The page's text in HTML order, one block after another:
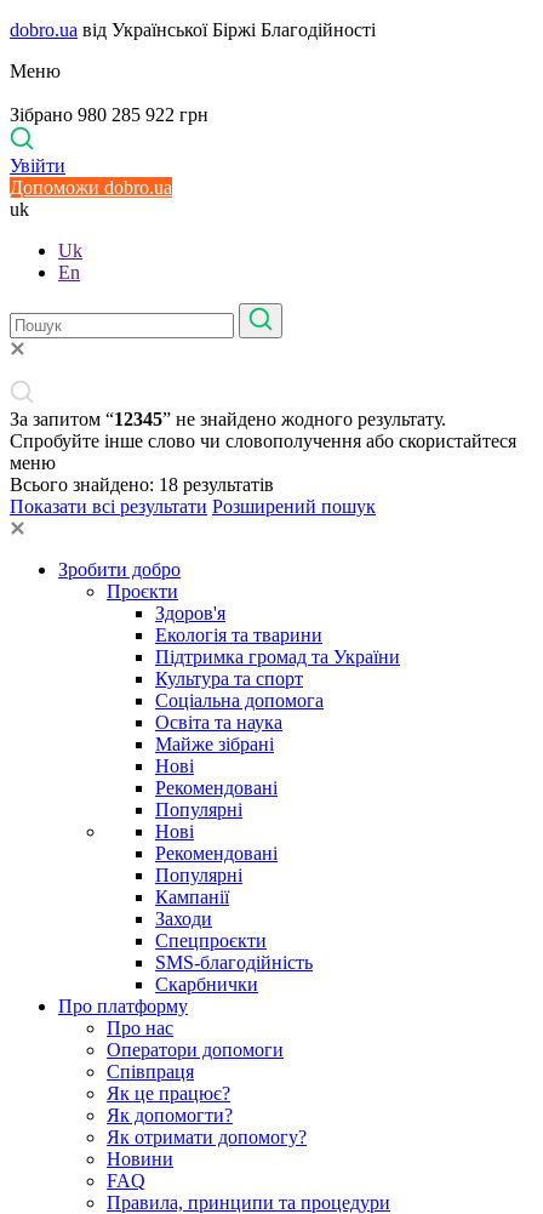
dobro.ua від Української Біржі Благодійності
Меню
Зібрано 980 285 922 грн
Увійти
Допоможи dobro.ua
uk
Uk
En
За запитом “12345” не знайдено жодного результату.
Спробуйте інше слово чи словополучення або скористайтеся
меню
Всього знайдено: 18 результатів
Показати всі результати Розширений пошук
Зробити добро
Проєкти
Здоров'я
Екологія та тварини
Підтримка громад та України
Культура та спорт
Соціальна допомога
Освіта та наука
Майже зібрані
Нові
Рекомендовані
Популярні
Нові
Рекомендовані
Популярні
Кампанії
Заходи
Спецпроєкти
SMS-благодійність
Скарбнички
Про платформу
Про нас
Оператори допомоги
Співпраця
Як це працює?
Як допомогти?
Як отримати допомогу?
Новини
FAQ
Правила, принципи та процедури